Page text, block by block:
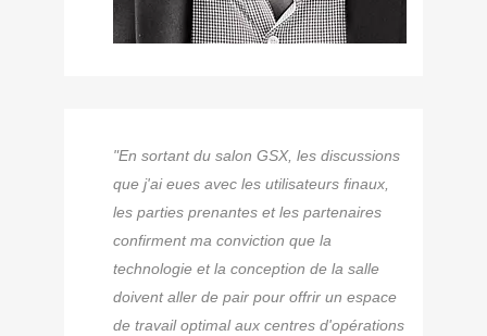
"En sortant du salon GSX, les discussions
que j'ai eues avec les utilisateurs finaux,
les parties prenantes et les partenaires
confirment ma conviction que la
technologie et la conception de la salle
doivent aller de pair pour offrir un espace
de travail optimal aux centres d'opérations